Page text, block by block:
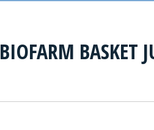
BIOFARM BASKET